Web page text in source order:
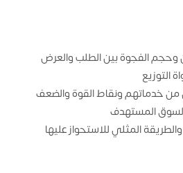
الفجوة بين الطلب والعرض
التوزيع
من خدماتهم ونقاط القوة والضعف
المستهدف
المثلي للاستحواز عليها